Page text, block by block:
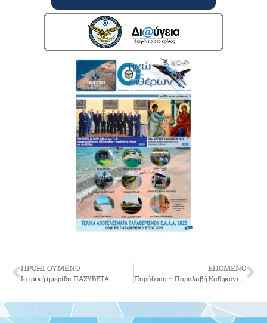
ΠΡΟΗΓΟΥΜΕΝΟ
Ιατρική ημερίδα ΠΑΣΥΒΕΤΑ
ΕΠΟΜΕΝΟ
Παράδοση – Παραλαβή Καθηκόντων Αρχηγού Γενικού Επιτελείου Αεροπορίας